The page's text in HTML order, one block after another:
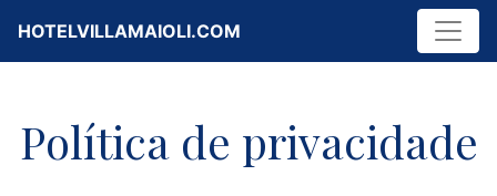
HOTELVILLAMAIOLI.COM
Política de privacidade